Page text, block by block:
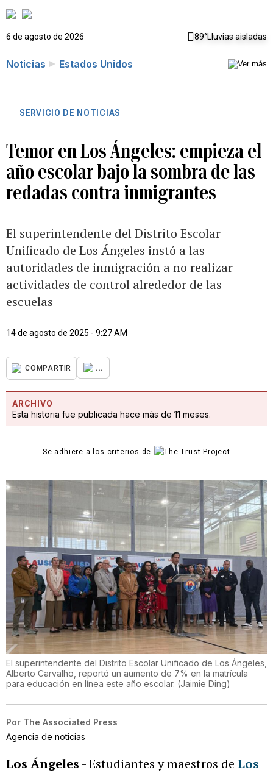
6 de agosto de 2026 89°Lluvias aisladas
Noticias Estados Unidos
SERVICIO DE NOTICIAS
Temor en Los Ángeles: empieza el
año escolar bajo la sombra de las
redadas contra inmigrantes
El superintendente del Distrito Escolar
Unificado de Los Ángeles instó a las
autoridades de inmigración a no realizar
actividades de control alrededor de las
escuelas
14 de agosto de 2025 - 9:27 AM
COMPARTIR ...
ARCHIVO
Esta historia fue publicada hace más de 11 meses.
Se adhiere a los criterios de
El superintendente del Distrito Escolar Unificado de Los Ángeles,
Alberto Carvalho, reportó un aumento de 7% en la matrícula
para educación en línea este año escolar. (Jaimie Ding)
Por The Associated Press
Agencia de noticias
Los Ángeles - Estudiantes y maestros de Los